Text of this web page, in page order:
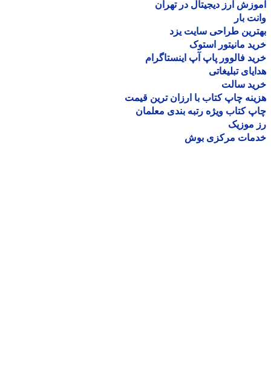
ارز دیجیتال در تهران
بار
طراحی سایت یزد
مانیتور استوک
فالوور پاپ آپ اینستاگرام
تبلیغاتی
سالت
چاپ کتاب با ارزان ترین قیمت
کتاب ویژه رتبه بندی معلمان
موزیک
مرکزی بوش